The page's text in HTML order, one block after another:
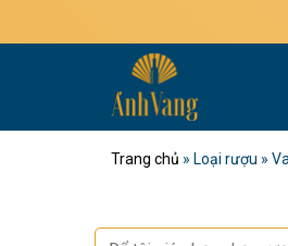
qua
Trang chủ » Loại rượu »
Tìm